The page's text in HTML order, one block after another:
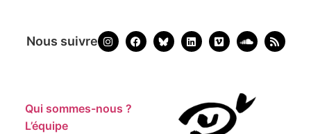
Nous suivre
Qui sommes-nous ?
L’équipe